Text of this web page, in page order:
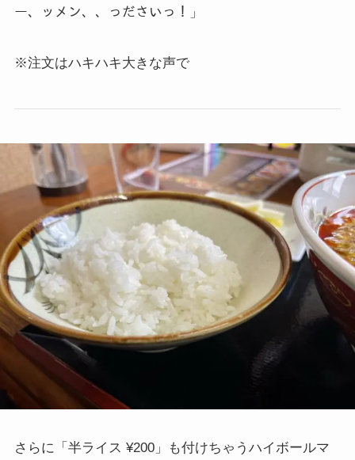
ー、ッメン、、っださいっ！」
※注文はハキハキ大きな声で
さらに「半ライス ¥200」も付けちゃうハイボールマ